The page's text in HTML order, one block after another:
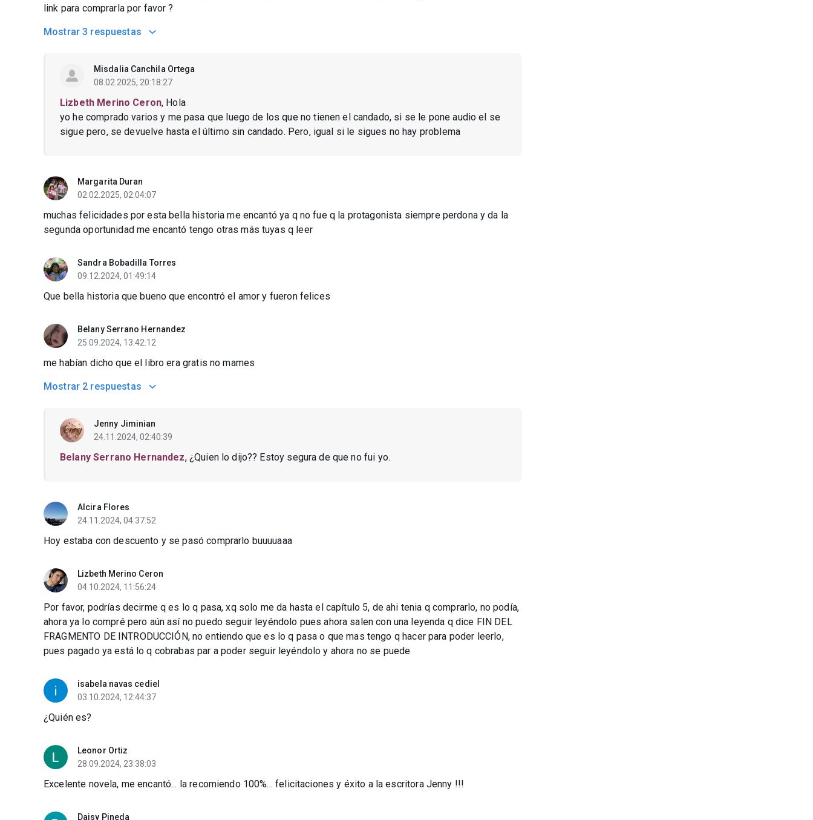
link para comprarla por favor ?
Mostrar 3 respuestas
Misdalia Canchila Ortega
08.02.2025, 20:18:27
Lizbeth Merino Ceron, Hola
yo he comprado varios y me pasa que luego de los que no tienen el candado, si se le pone audio el se
sigue pero, se devuelve hasta el último sin candado. Pero, igual si le sigues no hay problema
Margarita Duran
02.02.2025, 02:04:07
muchas felicidades por esta bella historia me encantó ya q no fue q la protagonista siempre perdona y da la
segunda oportunidad me encantó tengo otras más tuyas q leer
Sandra Bobadilla Torres
09.12.2024, 01:49:14
Que bella historia que bueno que encontró el amor y fueron felices
Belany Serrano Hernandez
25.09.2024, 13:42:12
me habían dicho que el libro era gratis no mames
Mostrar 2 respuestas
Jenny Jiminian
24.11.2024, 02:40:39
Belany Serrano Hernandez, ¿Quien lo dijo?? Estoy segura de que no fui yo.
Alcira Flores
24.11.2024, 04:37:52
Hoy estaba con descuento y se pasó comprarlo buuuuaaa
Lizbeth Merino Ceron
04.10.2024, 11:56:24
Por favor, podrías decirme q es lo q pasa, xq solo me da hasta el capítulo 5, de ahi tenia q comprarlo, no podía,
ahora ya lo compré pero aún así no puedo seguir leyéndolo pues ahora salen con una leyenda q dice FIN DEL
FRAGMENTO DE INTRODUCCIÓN, no entiendo que es lo q pasa o que mas tengo q hacer para poder leerlo,
pues pagado ya está lo q cobrabas par a poder seguir leyéndolo y ahora no se puede
isabela navas cediel
03.10.2024, 12:44:37
¿Quién es?
Leonor Ortiz
28.09.2024, 23:38:03
Excelente novela, me encantó... la recomiendo 100%... felicitaciones y éxito a la escritora Jenny !!!
Daisy Pineda